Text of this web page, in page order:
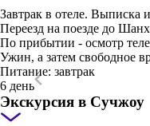
Завтрак в отеле. Выписка
Переезд на поезде до
По прибытии - осмотр
Ужин, а затем свободное
Питание: завтрак
6 день
Экскурсия в Сучжоу